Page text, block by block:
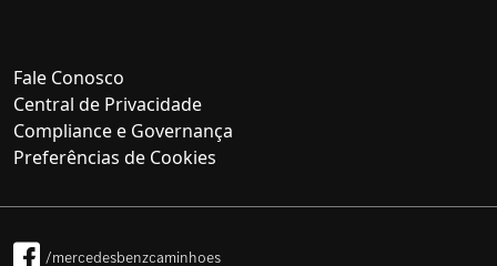
Fale Conosco
Central de Privacidade
Compliance e Governança
Preferências de Cookies
/mercedesbenzcaminhoes